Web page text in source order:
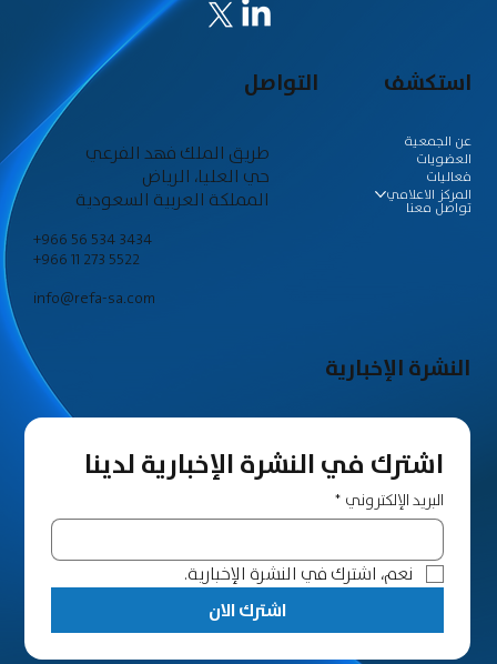
النشرة الإخبارية
اشترك في النشرة الإخبارية لدينا
البريد الإلكتروني *
نعم، اشترك في النشرة الإخبارية.
اشترك الان
التواصل
طريق الملك فهد الفرعي
حي العليا، الرياض
المملكة العربية السعودية
+966 56 534 3434
+966 11 273 5522
info@refa-sa.com
استكشف
عن الجمعية
العضويات
فعاليات
المركز الاعلامي
تواصل معنا